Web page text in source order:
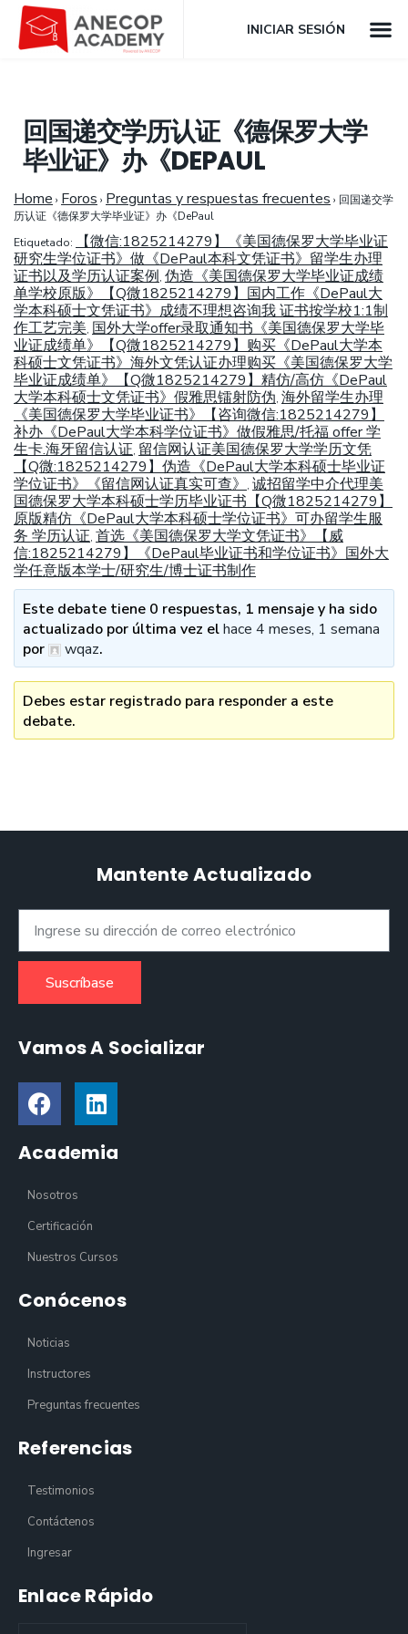
INICIAR SESIÓN
回国递交学历认证《德保罗大学
毕业证》办《DEPAUL
Home › Foros › Preguntas y respuestas frecuentes › 回国递交学
历认证《德保罗大学毕业证》办《DePaul
Etiquetado:
【微信:1825214279】《美国德保罗大学毕业证
研究生学位证书》做《DePaul本科文凭证书》留学生办理
证书以及学历认证案例, 伪造《美国德保罗大学毕业证成绩
单学校原版》【Q微1825214279】国内工作《DePaul大
学本科硕士文凭证书》成绩不理想咨询我 证书按学校1:1制
作工艺完美, 国外大学offer录取通知书《美国德保罗大学毕
业证成绩单》【Q微1825214279】购买《DePaul大学本
科硕士文凭证书》海外文凭认证办理购买《美国德保罗大学
毕业证成绩单》【Q微1825214279】精仿/高仿《DePaul
大学本科硕士文凭证书》假雅思镭射防伪, 海外留学生办理
《美国德保罗大学毕业证书》【咨询微信:1825214279】
补办《DePaul大学本科学位证书》做假雅思/托福 offer 学
生卡.海牙留信认证, 留信网认证美国德保罗大学学历文凭
【Q微:1825214279】伪造《DePaul大学本科硕士毕业证
学位证书》《留信网认证真实可查》
, 诚招留学中介代理美
国德保罗大学本科硕士学历毕业证书【Q微1825214279】
原版精仿《DePaul大学本科硕士学位证书》可办留学生服
务 学历认证, 首选《美国德保罗大学文凭证书》【威
信:1825214279】《DePaul毕业证书和学位证书》国外大
学任意版本学士/研究生/博士证书制作
Este debate tiene 0 respuestas, 1 mensaje y ha sido
actualizado por última vez elhace 4 meses, 1 semana
por
wqaz.
Debes estar registrado para responder a este
debate.
Mantente Actualizado
Suscríbase
Vamos A Socializar
Academia
Nosotros
Certificación
Nuestros Cursos
Conócenos
Noticias
Instructores
Preguntas frecuentes
Referencias
Testimonios
Contáctenos
Ingresar
Enlace Rápido